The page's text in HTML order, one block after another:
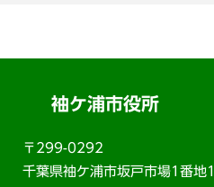
袖ケ浦市役所
〒299-0292
千葉県袖ケ浦市坂戸市場1番地1